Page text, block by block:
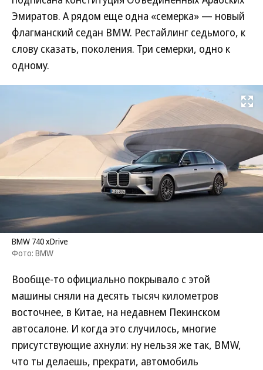
Эмиратов. А рядом еще одна «семерка» — новый
флагманский седан BMW. Рестайлинг седьмого, к
слову сказать, поколения. Три семерки, одно к
одному.
Развернуть
BMW 740 xDrive
Фото: BMW
Вообще-то официально покрывало с этой
машины сняли на десять тысяч километров
восточнее, в Китае, на недавнем Пекинском
автосалоне. И когда это случилось, многие
присутствующие ахнули: ну нельзя же так, BMW,
что ты делаешь, прекрати, автомобиль